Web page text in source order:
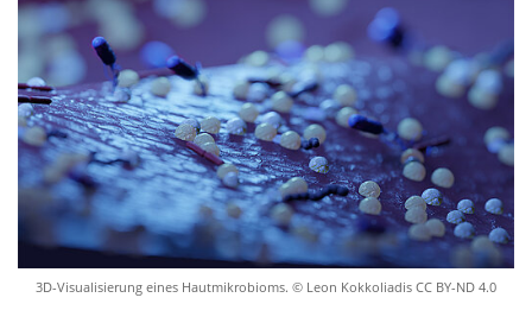
3D-Visualisierung eines Hautmikrobioms. © Leon Kokkoliadis CC BY-ND 4.0